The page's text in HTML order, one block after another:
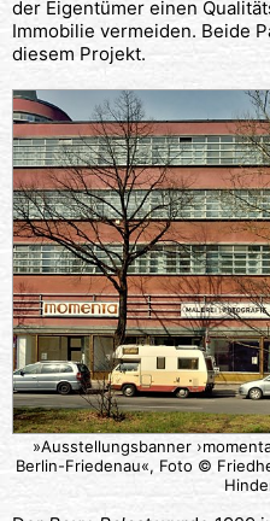
der Eigentümer einen
Immobilie vermeiden. Beide
diesem Projekt.
»Ausstellungsbanner
Berlin-Friedenau«, Foto ©